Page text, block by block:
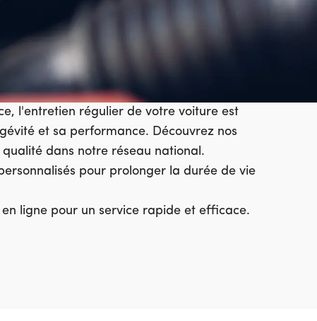
l'entretien régulier de votre voiture est
et sa performance. Découvrez nos
dans notre réseau national.
pour prolonger la durée de vie
ligne pour un service rapide et efficace.